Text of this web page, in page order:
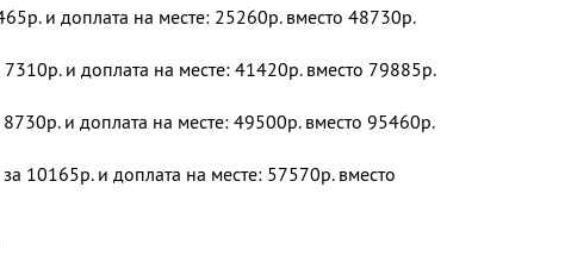
и доплата на месте: 25260р. вместо 48730р.
и доплата на месте: 41420р. вместо 79885р.
и доплата на месте: 49500р. вместо 95460р.
10165р. и доплата на месте: 57570р. вместо